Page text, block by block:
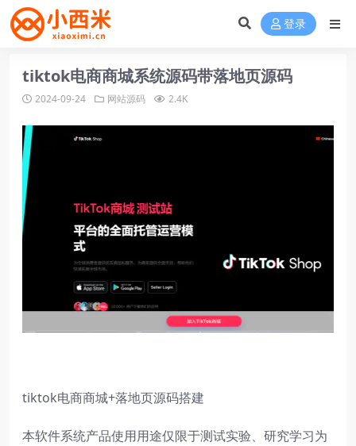
登录
tiktok电商商城系统源码带落地页源码
2024-09-24 网站源码 2.4K
tiktok电商商城+落地页源码搭建
本软件系统产品使用用途仅限于测试实验、研究学习为